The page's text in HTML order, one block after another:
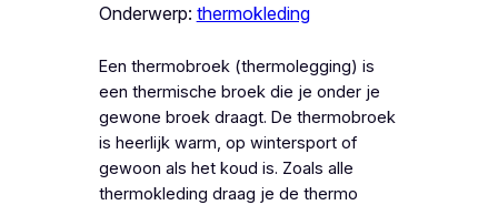
Onderwerp: thermokleding
Een thermobroek (thermolegging) is
een thermische broek die je onder je
gewone broek draagt. De thermobroek
is heerlijk warm, op wintersport of
gewoon als het koud is. Zoals alle
thermokleding draag je de thermo